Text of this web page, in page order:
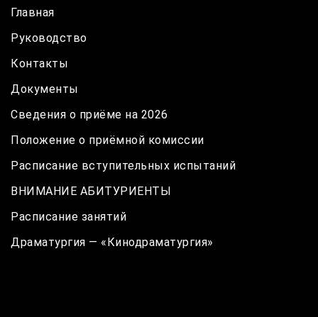
Главная
Руководство
Контакты
Документы
Сведения о приёме на 2026
Положение о приёмной комиссии
Расписание вступительных испытаний
ВНИМАНИЕ АБИТУРИЕНТЫ
Расписание занятий
Драматургия — «Кинодраматургия»